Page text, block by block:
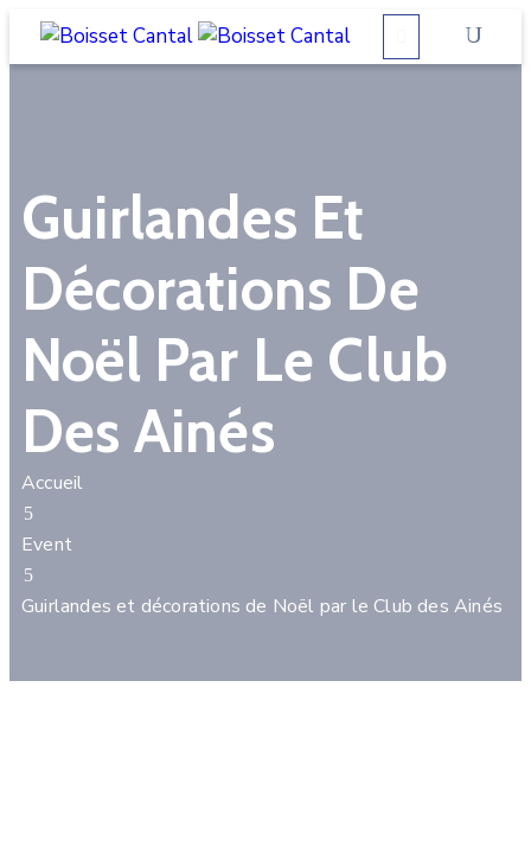
Vivre
à
Boisset
administratives
nous
Guirlandes Et
Décorations De
Noël Par Le Club
Des Ainés
Accueil
Event
Guirlandes et décorations de Noël par le Club des Ainés